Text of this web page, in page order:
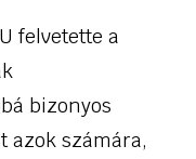
felvetette a
bizonyos
azok számára,